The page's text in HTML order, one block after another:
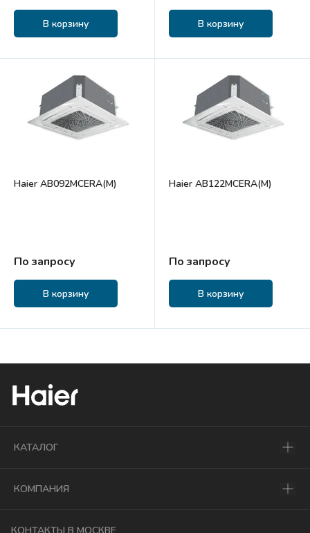
В корзину В корзину
Haier AB092MCERA(M)
По запросу
В корзину
Haier AB122MCERA(M)
По запросу
В корзину
КАТАЛОГ
КОМПАНИЯ
КОНТАКТЫ В МОСКВЕ